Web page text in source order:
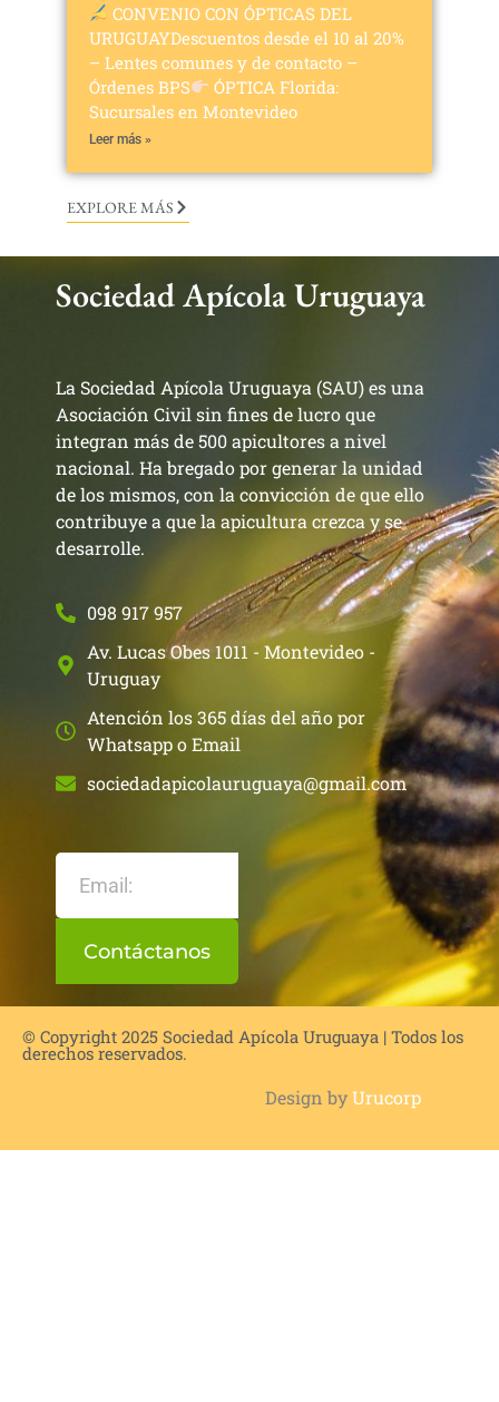
CONVENIO CON ÓPTICAS DEL
URUGUAYDescuentos desde el 10 al 20%
– Lentes comunes y de contacto –
Órdenes BPS
ÓPTICA Florida:
Sucursales en Montevideo
Leer más »
EXPLORE MÁS
Sociedad Apícola Uruguaya
La Sociedad Apícola Uruguaya (SAU) es una
Asociación Civil sin fines de lucro que
integran más de 500 apicultores a nivel
nacional. Ha bregado por generar la unidad
de los mismos, con la convicción de que ello
contribuye a que la apicultura crezca y se
desarrolle.
098 917 957
Av. Lucas Obes 1011 - Montevideo -
Uruguay
Atención los 365 días del año por
Whatsapp o Email
sociedadapicolauruguaya@gmail.com
Contáctanos
© Copyright 2025 Sociedad Apícola Uruguaya | Todos los
derechos reservados.
Design byUrucorp